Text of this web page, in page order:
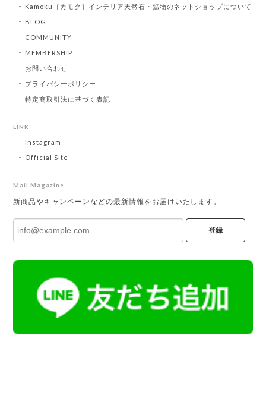
Kamoku［カモク］インテリア天然石・鉱物のネットショップについて
BLOG
COMMUNITY
MEMBERSHIP
お問い合わせ
プライバシーポリシー
特定商取引法に基づく表記
LINK
Instagram
Official Site
Mail Magazine
新商品やキャンペーンなどの最新情報をお届けいたします。
登録